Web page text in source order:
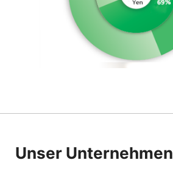
Unser Unternehmen